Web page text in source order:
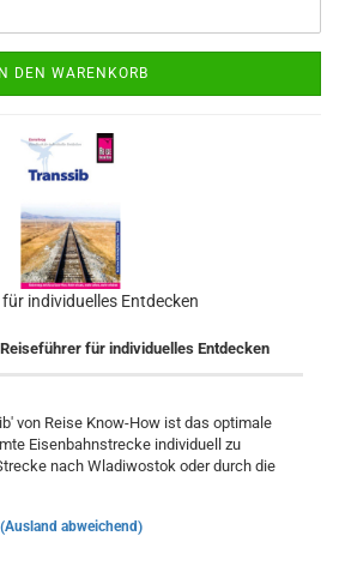
IN DEN WARENKORB
individuelles Entdecken
für individuelles Entdecken
von Reise Know-How ist das optimale
Eisenbahnstrecke individuell zu
nach Wladiwostok oder durch die
(Ausland abweichend)